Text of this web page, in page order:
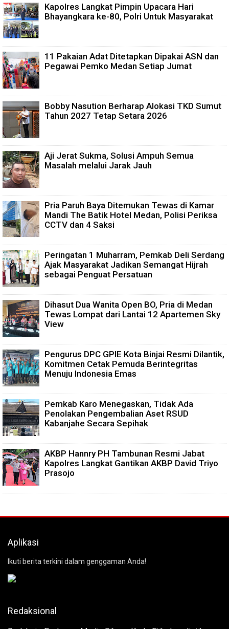
Kapolres Langkat Pimpin Upacara Hari
Bhayangkara ke-80, Polri Untuk Masyarakat
11 Pakaian Adat Ditetapkan Dipakai ASN dan
Pegawai Pemko Medan Setiap Jumat
Bobby Nasution Berharap Alokasi TKD Sumut
Tahun 2027 Tetap Setara 2026
Aji Jerat Sukma, Solusi Ampuh Semua
Masalah melalui Jarak Jauh
Pria Paruh Baya Ditemukan Tewas di Kamar
Mandi The Batik Hotel Medan, Polisi Periksa
CCTV dan 4 Saksi
Peringatan 1 Muharram, Pemkab Deli Serdang
Ajak Masyarakat Jadikan Semangat Hijrah
sebagai Penguat Persatuan
Dihasut Dua Wanita Open BO, Pria di Medan
Tewas Lompat dari Lantai 12 Apartemen Sky
View
Pengurus DPC GPIE Kota Binjai Resmi Dilantik,
Komitmen Cetak Pemuda Berintegritas
Menuju Indonesia Emas
Pemkab Karo Menegaskan, Tidak Ada
Penolakan Pengembalian Aset RSUD
Kabanjahe Secara Sepihak
AKBP Hannry PH Tambunan Resmi Jabat
Kapolres Langkat Gantikan AKBP David Triyo
Prasojo
Aplikasi
Ikuti berita terkini dalam genggaman Anda!
Redaksional